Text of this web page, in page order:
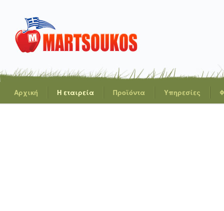
Αρχική Η εταιρεία Προϊόντα Υπηρεσίες